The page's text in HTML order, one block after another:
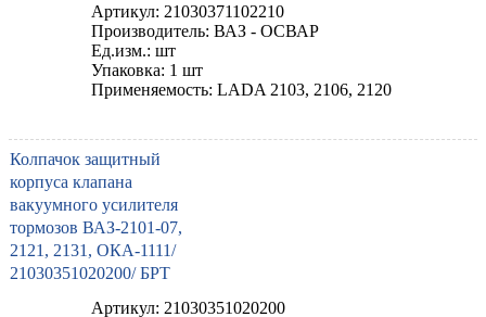
Артикул: 21030371102210
Производитель: ВАЗ - ОСВАР
Ед.изм.: шт
Упаковка: 1 шт
Применяемость: LADA 2103, 2106, 2120
Колпачок защитный
корпуса клапана
вакуумного усилителя
тормозов ВАЗ-2101-07,
2121, 2131, ОКА-1111/
21030351020200/ БРТ
Артикул: 21030351020200